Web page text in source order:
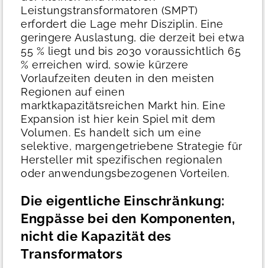
Leistungstransformatoren (SMPT)
erfordert die Lage mehr Disziplin. Eine
geringere Auslastung, die derzeit bei etwa
55 % liegt und bis 2030 voraussichtlich 65
% erreichen wird, sowie kürzere
Vorlaufzeiten deuten in den meisten
Regionen auf einen
marktkapazitätsreichen Markt hin. Eine
Expansion ist hier kein Spiel mit dem
Volumen. Es handelt sich um eine
selektive, margengetriebene Strategie für
Hersteller mit spezifischen regionalen
oder anwendungsbezogenen Vorteilen.
Die eigentliche Einschränkung:
Engpässe bei den Komponenten,
nicht die Kapazität des
Transformators